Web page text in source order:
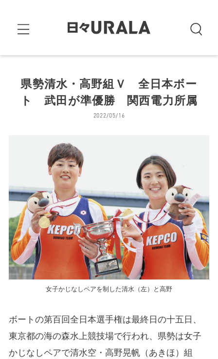
県勢清水・高野組Ｖ 全日本ボー
ト 武田が準優勝 関西電力所属
2022/05/16
女子かじなしペアを制した清水（左）と高野
ボートの第百回全日本選手権は最終日の十五日、
東京都の海の森水上競技場で行われ、県勢は女子
かじなしペアで清水空・高野晃帆（あきほ）組